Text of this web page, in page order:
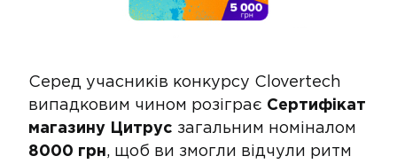
Серед учасників конкурсу Clovertech
випадковим чином розіграє Сертифікат
магазину Цитрус загальним номіналом
8000 грн, щоб ви змогли відчули ритм